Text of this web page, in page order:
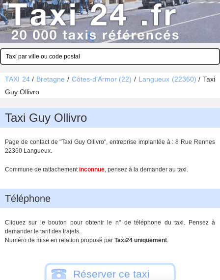
TAXI 24/ Bretagne / Côtes-d'Armor (22) / Langueux (22360) /Taxi
Guy Ollivro
Taxi Guy Ollivro
Page de contact de "Taxi Guy Ollivro", entreprise implantée à : 8 Rue Rennes
22360 Langueux.
Commune de rattachementinconnue, pensez à la demander au taxi.
Téléphone
Cliquez sur le bouton pour obtenir le n° de téléphone du taxi. Pensez à
demander le tarif des trajets.
Numéro de mise en relation proposé par Taxi24 uniquement.
Réserver ce taxi